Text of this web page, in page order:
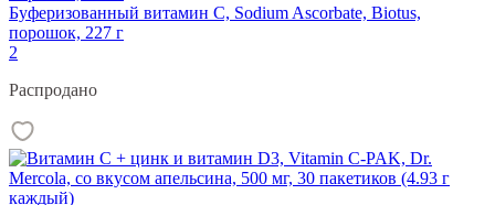
Буферизованный витамин С, Sodium Ascorbate, Biotus,
порошок, 227 г
2
Распродано